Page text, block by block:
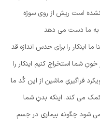
است ریش از روی سوژه
به ما دست می دهد
اینکار را برای حدس اندازه قد
شما استخراج کنیم اینکار را
فراگیریِ ماشین از این کُد ما
کمک می کند. اینکه بدنِ شما
شود چگونه بیماری در جسم